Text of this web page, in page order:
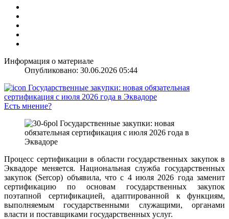
Информация о материале
Опубликовано: 30.06.2026 05:44
Есть мнение?
Процесс сертификации в области государственных закупок в
Эквадоре меняется. Национальная служба государственных
закупок (Sercop) объявила, что с 4 июля 2026 года заменит
сертификацию по основам государственных закупок
поэтапной сертификацией, адаптированной к функциям,
выполняемым государственными служащими, органами
власти и поставщиками государственных услуг.